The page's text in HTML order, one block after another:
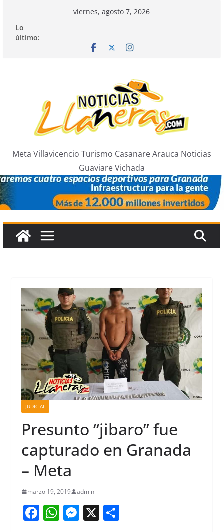
contenido
viernes, agosto 7, 2026
Lo
último:
Meta Villavicencio Turismo Casanare Arauca Noticias
Guaviare Vichada
JUDICIAL
Presunto “jibaro” fue
capturado en Granada
– Meta
marzo 19, 2019 admin
F W M X S